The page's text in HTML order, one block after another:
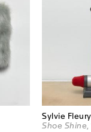
Sylvie Fleury
Shoe Shine